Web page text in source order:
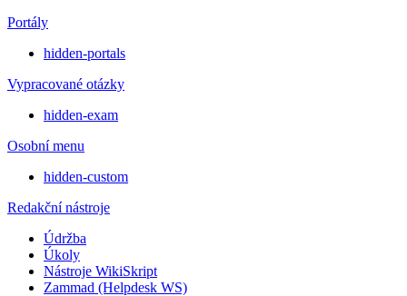
Portály
hidden-portals
Vypracované otázky
hidden-exam
Osobní menu
hidden-custom
Redakční nástroje
Údržba
Úkoly
Nástroje WikiSkript
Zammad (Helpdesk WS)